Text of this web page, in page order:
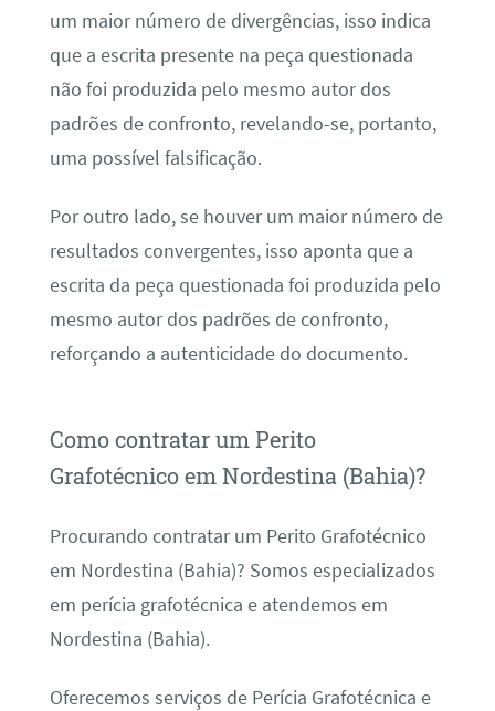
um maior número de divergências, isso indica
que a escrita presente na peça questionada
não foi produzida pelo mesmo autor dos
padrões de confronto, revelando-se, portanto,
uma possível falsificação.
Por outro lado, se houver um maior número de
resultados convergentes, isso aponta que a
escrita da peça questionada foi produzida pelo
mesmo autor dos padrões de confronto,
reforçando a autenticidade do documento.
Como contratar um Perito
Grafotécnico em Nordestina (Bahia)?
Procurando contratar um Perito Grafotécnico
em Nordestina (Bahia)? Somos especializados
em perícia grafotécnica e atendemos em
Nordestina (Bahia).
Oferecemos serviços de Perícia Grafotécnica e